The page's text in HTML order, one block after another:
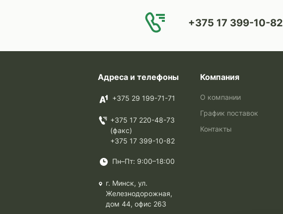
+375 17 399-10-82
Адреса и телефоны
+375 29 199-71-71
+375 17 220-48-73
(факс)
+375 17 399-10-82
Пн–Пт: 9:00–18:00
г. Минск, ул.
Железнодорожная,
дом 44, офис 263
Компания
О компании
График поставок
Контакты